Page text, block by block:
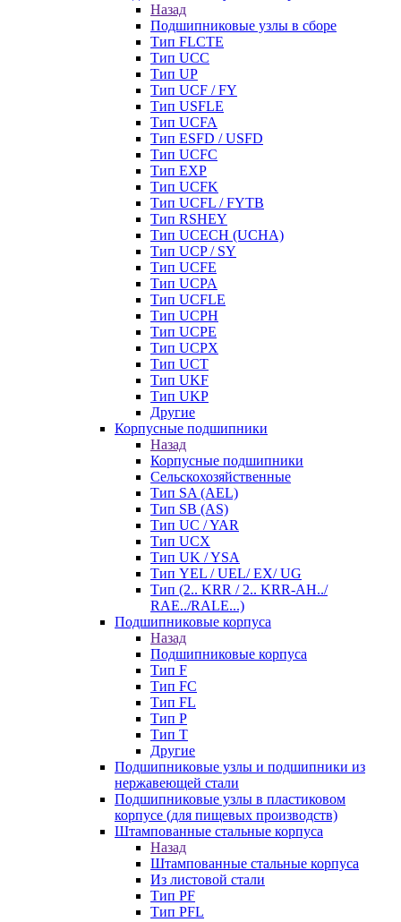
Назад
Подшипниковые узлы в сборе
Тип FLCTE
Тип UCC
Тип UP
Тип UCF / FY
Тип USFLE
Тип UCFA
Тип ESFD / USFD
Тип UCFC
Тип EXP
Тип UCFK
Тип UCFL / FYTB
Тип RSHEY
Тип UCECH (UCHA)
Тип UCP / SY
Тип UCFE
Тип UCPA
Тип UCFLE
Тип UCPH
Тип UCPE
Тип UCPX
Тип UCT
Тип UKF
Тип UKP
Другие
Корпусные подшипники
Назад
Корпусные подшипники
Сельскохозяйственные
Тип SA (AEL)
Тип SB (AS)
Тип UC / YAR
Тип UCX
Тип UK / YSA
Тип YEL / UEL/ EX/ UG
Тип (2.. KRR / 2.. KRR-AH../
RAE../RALE...)
Подшипниковые корпуса
Назад
Подшипниковые корпуса
Тип F
Тип FC
Тип FL
Тип P
Тип T
Другие
Подшипниковые узлы и подшипники из
нержавеющей стали
Подшипниковые узлы в пластиковом
корпусе (для пищевых производств)
Штампованные стальные корпуса
Назад
Штампованные стальные корпуса
Из листовой стали
Тип PF
Тип PFL